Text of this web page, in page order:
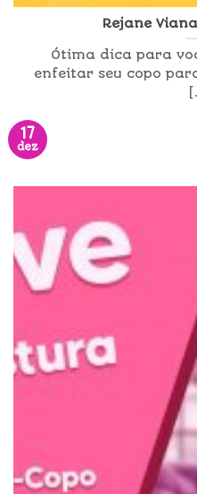
Rejane
Ótima dica para
enfeitar seu copo
17
dez